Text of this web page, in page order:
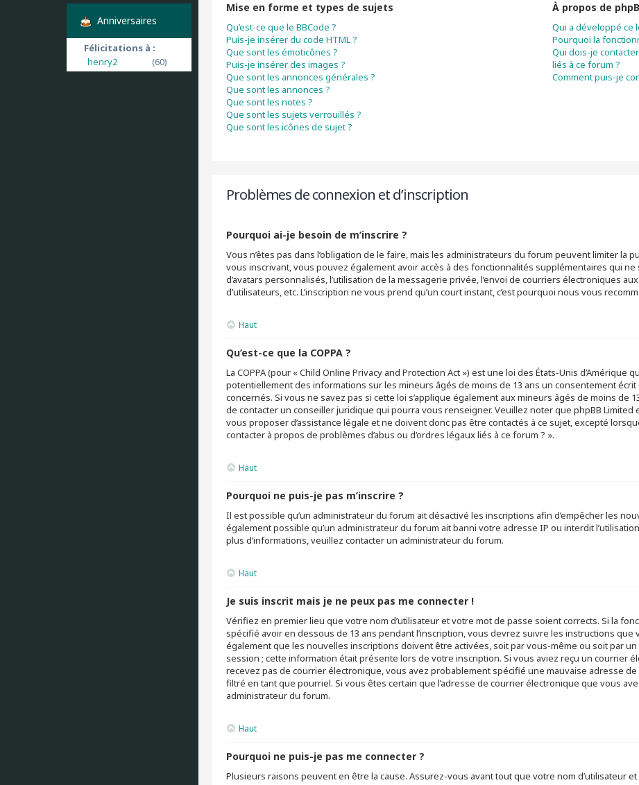
Mise en forme et types de sujets
Qu’est-ce que le BBCode ?
Puis-je insérer du code HTML ?
Que sont les émoticônes ?
Puis-je insérer des images ?
Que sont les annonces générales ?
Que sont les annonces ?
Que sont les notes ?
Que sont les sujets verrouillés ?
Que sont les icônes de sujet ?
À propos de
Qui a développé ce
Pourquoi la
Qui dois-je
liés à ce forum ?
Comment puis-je
Problèmes de connexion et d’inscription
Pourquoi ai-je besoin de m’inscrire ?
Vous n’êtes pas dans l’obligation de le faire, mais les administrateurs du forum peuvent limiter la
vous inscrivant, vous pouvez également avoir accès à des fonctionnalités supplémentaires qui
d’avatars personnalisés, l’utilisation de la messagerie privée, l’envoi de courriers électroniques
d’utilisateurs, etc. L’inscription ne vous prend qu’un court instant, c’est pourquoi nous vous
Haut
Qu’est-ce que la COPPA ?
La COPPA (pour « Child Online Privacy and Protection Act ») est une loi des États-Unis
potentiellement des informations sur les mineurs âgés de moins de 13 ans un consentement
concernés. Si vous ne savez pas si cette loi s’applique également aux mineurs âgés de moins de
de contacter un conseiller juridique qui pourra vous renseigner. Veuillez noter que phpBB
vous proposer d’assistance légale et ne doivent donc pas être contactés à ce sujet, excepté
contacter à propos de problèmes d’abus ou d’ordres légaux liés à ce forum ? ».
Haut
Pourquoi ne puis-je pas m’inscrire ?
Il est possible qu’un administrateur du forum ait désactivé les inscriptions afin d’empêcher les
également possible qu’un administrateur du forum ait banni votre adresse IP ou interdit
plus d’informations, veuillez contacter un administrateur du forum.
Haut
Je suis inscrit mais je ne peux pas me connecter !
Vérifiez en premier lieu que votre nom d’utilisateur et votre mot de passe soient corrects. Si la
spécifié avoir en dessous de 13 ans pendant l’inscription, vous devrez suivre les instructions
également que les nouvelles inscriptions doivent être activées, soit par vous-même ou soit par
session ; cette information était présente lors de votre inscription. Si vous aviez reçu un courrier
recevez pas de courrier électronique, vous avez probablement spécifié une mauvaise adresse
filtré en tant que pourriel. Si vous êtes certain que l’adresse de courrier électronique que vous
administrateur du forum.
Haut
Pourquoi ne puis-je pas me connecter ?
Plusieurs raisons peuvent en être la cause. Assurez-vous avant tout que votre nom d’utilisateur
Anniversaires
Félicitations à :
henry2
(60)